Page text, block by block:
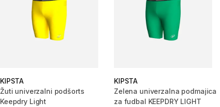
KIPSTA
Žuti univerzalni podšorts
Keepdry Light
KIPSTA
Zelena univerzalna podmajica
za fudbal KEEPDRY LIGHT